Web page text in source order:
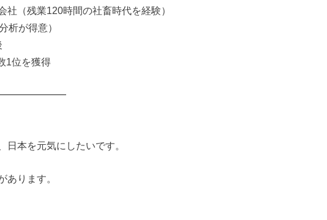
（残業120時間の社畜時代を経験）
析が得意）
1位を獲得
日本を元気にしたいです。
あります。